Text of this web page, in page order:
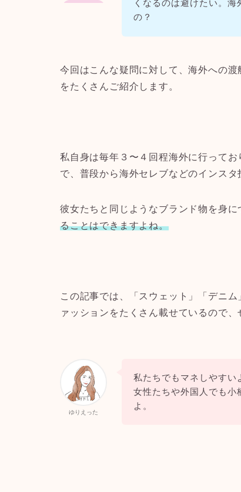
くなるのは避けたい。
の？
今回はこんな疑問に対して、海外への渡
をたくさんご紹介します。
私自身は毎年３〜４回程海外に行って
で、普段から海外セレブなどのインスタ
彼女たちと同じようなブランド物を身
ることはできますよね。
この記事では、「スウェット」「デニ
ァッションをたくさん載せているので
ゆりえった
私たちでもマネしやすい
女性たちや外国人でも小
よ。